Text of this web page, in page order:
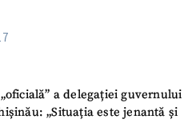
a delegației guvernului
„Situația este jenantă și